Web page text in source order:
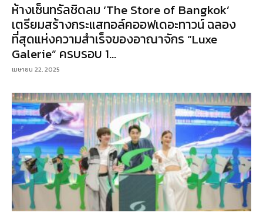
ห้างเซ็นทรัลชิดลม ‘The Store of Bangkok’
เตรียมสร้างกระแสทอล์คออฟเดอะทาวน์ ฉลอง
ที่สุดแห่งความสำเร็จของอาณาจักร “Luxe
Galerie” ครบรอบ 1...
เมษายน 22, 2025